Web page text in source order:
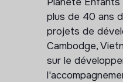
plus de 40 ans
projets de
Cambodge,
sur le